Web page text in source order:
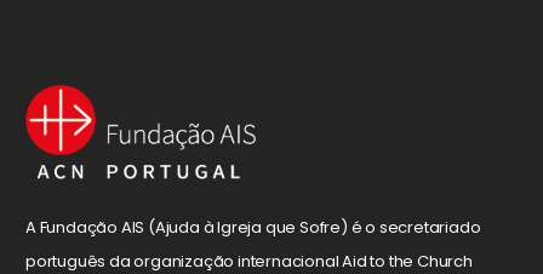
A Fundação AIS (Ajuda à Igreja que Sofre) é o secretariado
português da organização internacional Aid to the Church